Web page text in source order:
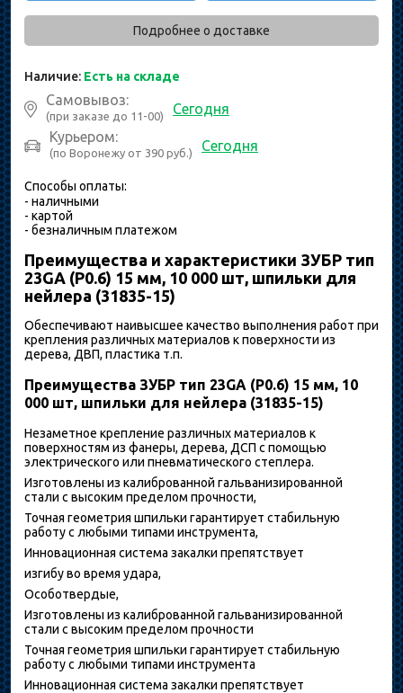
Подробнее о доставке
Наличие: Есть на складе
Самовывоз:
(при заказе до 11-00)
Сегодня
Курьером:
(по Воронежу от 390 руб.) Сегодня
Способы оплаты:
- наличными
- картой
- безналичным платежом
Преимущества и характеристики ЗУБР тип
23GA (P0.6) 15 мм, 10 000 шт, шпильки для
нейлера (31835-15)
Обеспечивают наивысшее качество выполнения работ при
крепления различных материалов к поверхности из
дерева, ДВП, пластика т.п.
Преимущества ЗУБР тип 23GA (P0.6) 15 мм, 10
000 шт, шпильки для нейлера (31835-15)
Незаметное крепление различных материалов к
поверхностям из фанеры, дерева, ДСП с помощью
электрического или пневматического степлера.
Изготовлены из калиброванной гальванизированной
стали с высоким пределом прочности,
Точная геометрия шпильки гарантирует стабильную
работу с любыми типами инструмента,
Инновационная система закалки препятствует
изгибу во время удара,
Особотвердые,
Изготовлены из калиброванной гальванизированной
стали с высоким пределом прочности
Точная геометрия шпильки гарантирует стабильную
работу с любыми типами инструмента
Инновационная система закалки препятствует